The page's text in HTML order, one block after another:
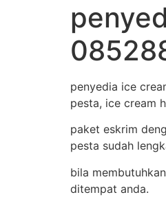
penyedia ice
pesta, ice cream
paket eskrim
pesta sudah
bila
ditempat anda.